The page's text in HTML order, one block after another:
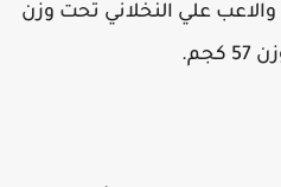
وزن 40 كجم، والاعب علي النخلاني تحت وزن